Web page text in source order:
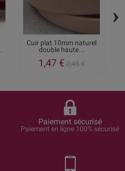
Cuir plat 10mm naturel
double haute...
1,47 €2,45 €
›
Paiement sécurisé
Paiement en ligne 100% sécurisé